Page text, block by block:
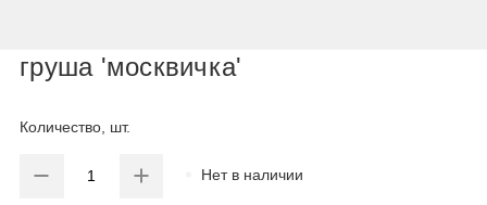
груша 'москвичка'
Количество, шт.
Нет в наличии